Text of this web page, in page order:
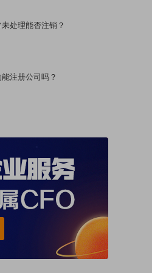
处理能否注销？
注册公司吗？